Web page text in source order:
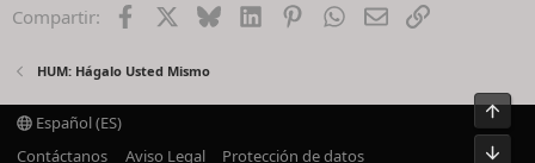
Compartir: Facebook BlueskyLinkedInPinterestWhatsApp
EmailEnlace
HUM: Hágalo Usted Mismo
Español (ES)
Contáctanos
Aviso Legal Protección de datos